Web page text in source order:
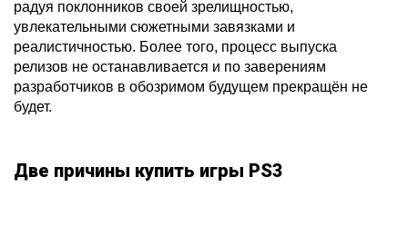
радуя поклонников своей зрелищностью,
увлекательными сюжетными завязками и
реалистичностью. Более того, процесс выпуска
релизов не останавливается и по заверениям
разработчиков в обозримом будущем прекращён не
будет.
Две причины купить игры PS3